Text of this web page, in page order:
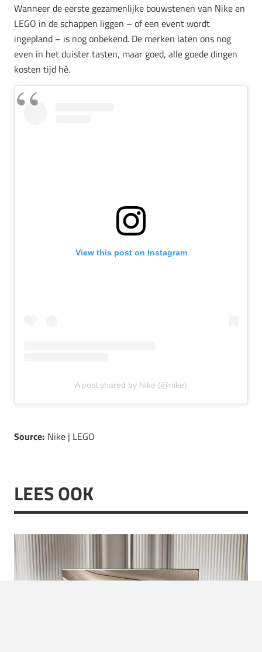
Wanneer de eerste gezamenlijke bouwstenen van Nike en
LEGO in de schappen liggen – of een event wordt
ingepland – is nog onbekend. De merken laten ons nog
even in het duister tasten, maar goed, alle goede dingen
kosten tijd hè.
View this post on Instagram
A post shared by Nike (@nike)
Source: Nike | LEGO
LEES OOK